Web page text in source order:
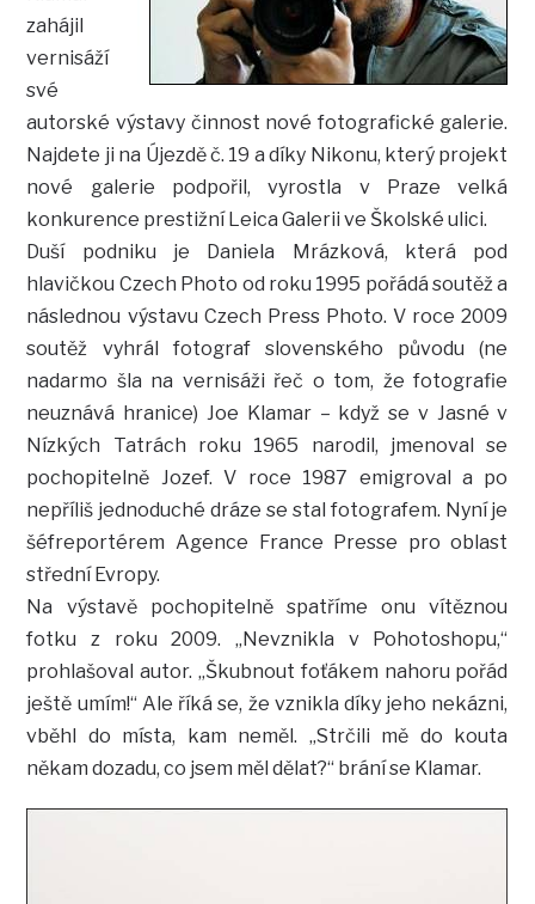
zahájil
vernisáží
své
autorské výstavy činnost nové fotografické galerie.
Najdete ji na Újezdě č. 19 a díky Nikonu, který projekt
nové galerie podpořil, vyrostla v Praze velká
konkurence prestižní Leica Galerii ve Školské ulici.
Duší podniku je Daniela Mrázková, která pod
hlavičkou Czech Photo od roku 1995 pořádá soutěž a
následnou výstavu Czech Press Photo. V roce 2009
soutěž vyhrál fotograf slovenského původu (ne
nadarmo šla na vernisáži řeč o tom, že fotografie
neuznává hranice) Joe Klamar – když se v Jasné v
Nízkých Tatrách roku 1965 narodil, jmenoval se
pochopitelně Jozef. V roce 1987 emigroval a po
nepříliš jednoduché dráze se stal fotografem. Nyní je
šéfreportérem Agence France Presse pro oblast
střední Evropy.
Na výstavě pochopitelně spatříme onu vítěznou
fotku z roku 2009. „Nevznikla v Pohotoshopu,“
prohlašoval autor. „Škubnout foťákem nahoru pořád
ještě umím!“ Ale říká se, že vznikla díky jeho nekázni,
vběhl do místa, kam neměl. „Strčili mě do kouta
někam dozadu, co jsem měl dělat?“ brání se Klamar.